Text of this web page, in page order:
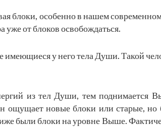
блоки, особенно в нашем
уже от блоков освобождаться.
у него тела Души. Такой
из тел Души, тем поднимается
ощущает новые блоки или старые, но
были блоки на уровне Выше.